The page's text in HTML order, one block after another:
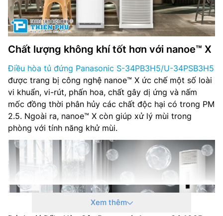
Chất lượng không khí tốt hơn với nanoe™ X
Điều hòa tủ đứng Panasonic S-34PB3H5/U-34PSB3H5
được trang bị công nghệ nanoe™ X ức chế một số loài
vi khuẩn, vi-rút, phấn hoa, chất gây dị ứng và nấm
mốc đồng thời phân hủy các chất độc hại có trong PM
2.5. Ngoài ra, nanoe™ X còn giúp xử lý mùi trong
phòng với tính năng khử mùi.
Xem thêm